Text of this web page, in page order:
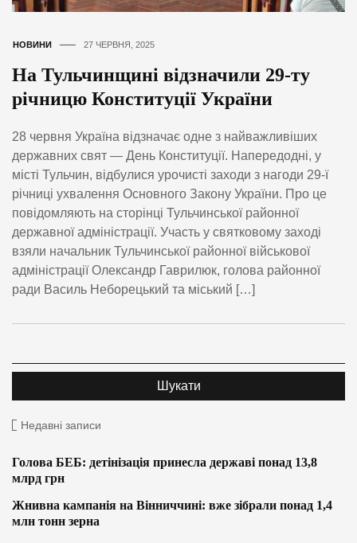
НОВИНИ 27 ЧЕРВНЯ, 2025
На Тульчинщині відзначили 29-ту
річницю Конституції України
28 червня Україна відзначає одне з найважливіших
державних свят — День Конституції. Напередодні, у
місті Тульчин, відбулися урочисті заходи з нагоди 29-ї
річниці ухвалення Основного Закону України. Про це
повідомляють на сторінці Тульчинської районної
державної адміністрації. Участь у святковому заході
взяли начальник Тульчинської районної військової
адміністрації Олександр Гаврилюк, голова районної
ради Василь Неборецький та міський […]
Недавні записи
Голова БЕБ: детінізація принесла державі понад 13,8
млрд грн
Жнивна кампанія на Вінниччині: вже зібрали понад 1,4
млн тонн зерна